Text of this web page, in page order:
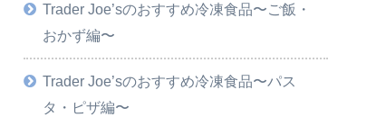
Trader Joe’sのおすすめ冷凍食品〜ご飯・
おかず編〜
Trader Joe’sのおすすめ冷凍食品〜パス
タ・ピザ編〜